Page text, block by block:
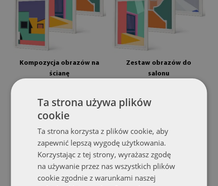
Kompozycja obrazów na
ścianę
rozmiar od: 20x30 cm
279.99 zł
Zestaw obrazów do
salonu
00291591)
rozmiar od: 20x30 cm
279.99 zł
Ta strona używa plików
cookie
Ta strona korzysta z plików cookie, aby
zapewnić lepszą wygodę użytkowania.
Korzystając z tej strony, wyrażasz zgodę
na używanie przez nas wszystkich plików
cookie zgodnie z warunkami naszej